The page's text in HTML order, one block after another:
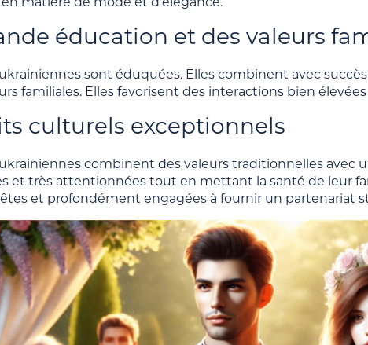
éducation et des valeurs
sont éduquées. Elles combinent avec
familiales. Elles favorisent des interactions bien
culturels exceptionnels
combinent des valeurs traditionnelles avec
et très attentionnées tout en mettant la santé de leur
et profondément engagées à fournir un partenariat